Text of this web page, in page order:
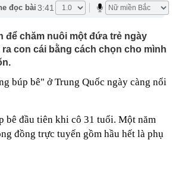
Mỹ Linh
sử dụng bất ngờ có số dư
Gates, Amazon hậu thuẫn lập
1 lên bậc 2 không tạo nhiều
đọc bài 3:41
để chăm nuôi một đứa trẻ ngày
con cái bằng cách chọn cho mình
búp bê" ở Trung Quốc ngày càng nổi
bê đầu tiên khi cô 31 tuổi. Một năm
đồng trực tuyến gồm hầu hết là phụ